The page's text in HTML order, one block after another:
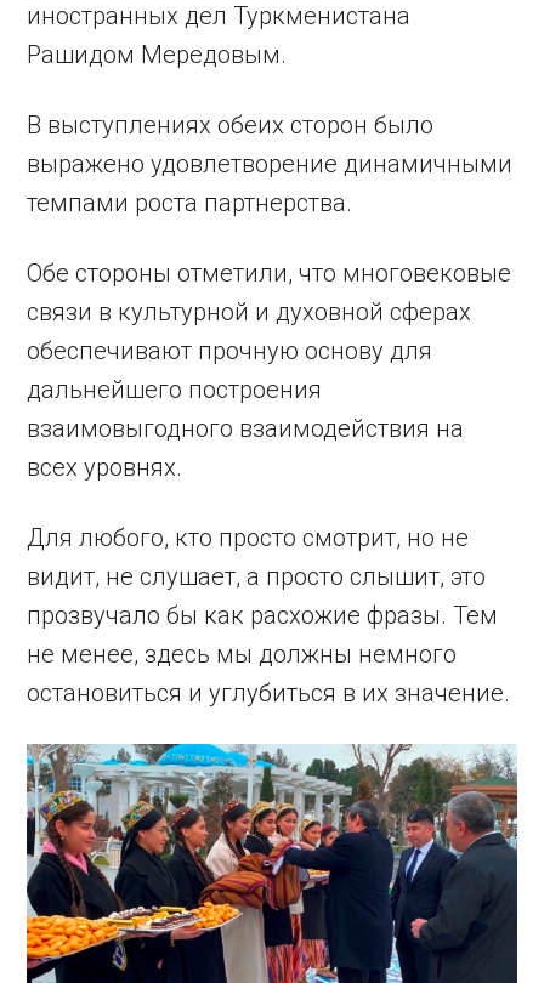
иностранных дел Туркменистана
Рашидом Мередовым.
В выступлениях обеих сторон было
выражено удовлетворение динамичными
темпами роста партнерства.
Обе стороны отметили, что многовековые
связи в культурной и духовной сферах
обеспечивают прочную основу для
дальнейшего построения
взаимовыгодного взаимодействия на
всех уровнях.
Для любого, кто просто смотрит, но не
видит, не слушает, а просто слышит, это
прозвучало бы как расхожие фразы. Тем
не менее, здесь мы должны немного
остановиться и углубиться в их значение.